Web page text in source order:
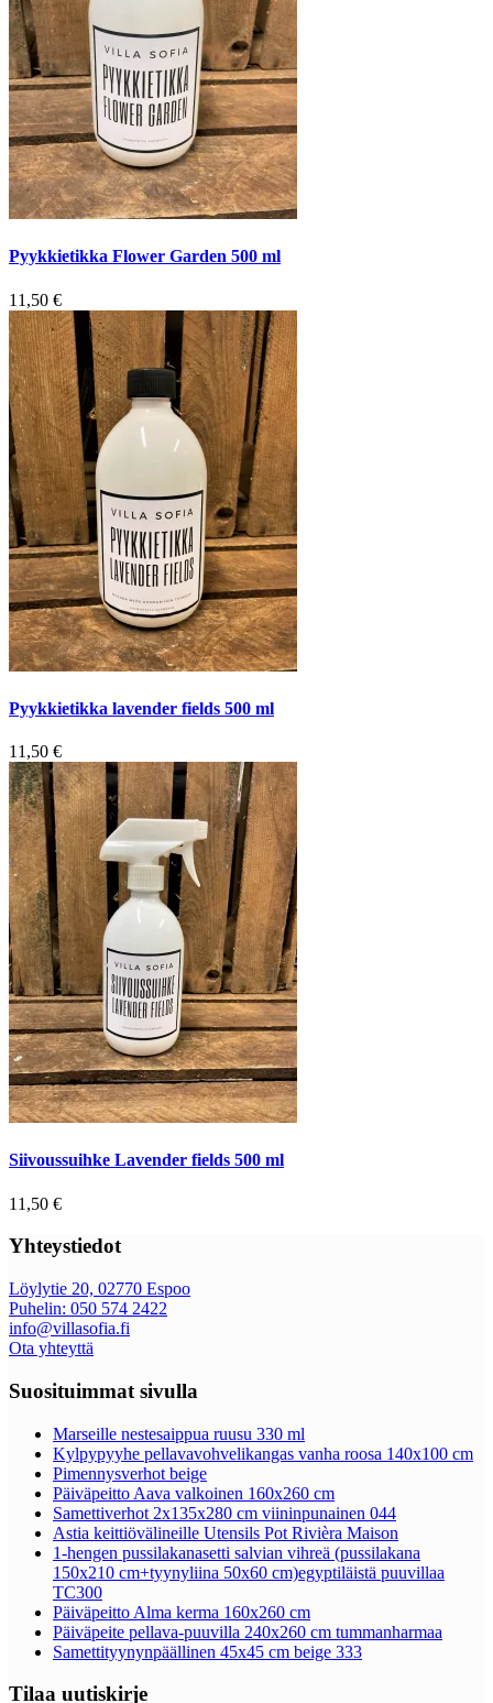
Pyykkietikka Flower Garden 500 ml
11,50 €
Pyykkietikka lavender fields 500 ml
11,50 €
Siivoussuihke Lavender fields 500 ml
11,50 €
Yhteystiedot
Löylytie 20, 02770 Espoo
Puhelin: 050 574 2422
info@villasofia.fi
Ota yhteyttä
Suosituimmat sivulla
Marseille nestesaippua ruusu 330 ml
Kylpypyyhe pellavavohvelikangas vanha roosa 140x100 cm
Pimennysverhot beige
Päiväpeitto Aava valkoinen 160x260 cm
Samettiverhot 2x135x280 cm viininpunainen 044
Astia keittiövälineille Utensils Pot Rivièra Maison
1-hengen pussilakanasetti salvian vihreä (pussilakana
150x210 cm+tyynyliina 50x60 cm)egyptiläistä puuvillaa
TC300
Päiväpeitto Alma kerma 160x260 cm
Päiväpeite pellava-puuvilla 240x260 cm tummanharmaa
Samettityynynpäällinen 45x45 cm beige 333
Tilaa uutiskirje